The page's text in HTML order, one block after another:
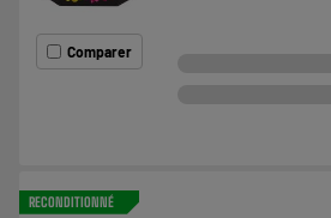
Comparer
RECONDITIONNÉ